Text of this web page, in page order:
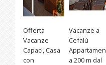
Offerta
Vacanze
Capaci, Casa
con
Vacanze a
Cefalù
a 200 m dal